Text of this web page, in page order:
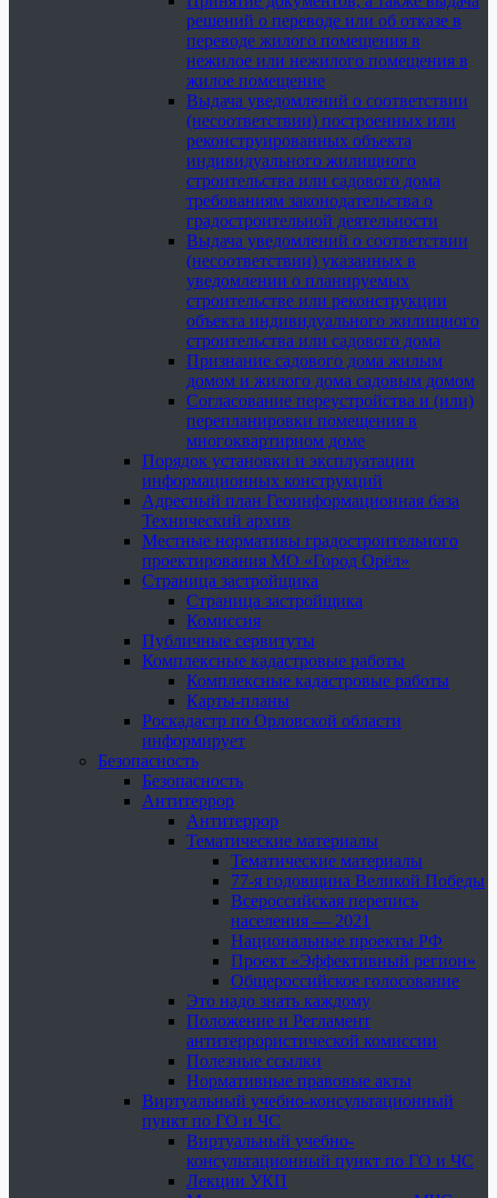
решений о переводе или об отказе в
переводе жилого помещения в
нежилое или нежилого помещения в
жилое помещение
Выдача уведомлений о соответствии
(несоответствии) построенных или
реконструированных объекта
индивидуального жилищного
строительства или садового дома
требованиям законодательства о
градостроительной деятельности
Выдача уведомлений о соответствии
(несоответствии) указанных в
уведомлении о планируемых
строительстве или реконструкции
объекта индивидуального жилищного
строительства или садового дома
Признание садового дома жилым
домом и жилого дома садовым домом
Согласование переустройства и (или)
перепланировки помещения в
многоквартирном доме
Порядок установки и эксплуатации
информационных конструкций
Адресный план Геоинформационная база
Технический архив
Местные нормативы градостроительного
проектирования МО «Город Орёл»
Страница застройщика
Страница застройщика
Комиссия
Публичные сервитуты
Комплексные кадастровые работы
Комплексные кадастровые работы
Карты-планы
Роскадастр по Орловской области
информирует
Безопасность
Безопасность
Антитеррор
Антитеррор
Тематические материалы
Тематические материалы
77-я годовщина Великой Победы
Всероссийская перепись
населения — 2021
Национальные проекты РФ
Проект «Эффективный регион»
Общероссийское голосование
Это надо знать каждому
Положение и Регламент
антитеррористической комиссии
Полезные ссылки
Нормативные правовые акты
Виртуальный учебно-консультационный
пункт по ГО и ЧС
Виртуальный учебно-
консультационный пункт по ГО и ЧС
Лекции УКП